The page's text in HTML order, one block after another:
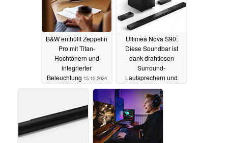
B&W enthüllt Zeppelin
Pro mit Titan-
Hochtönern und
integrierter
Beleuchtung 15.10.2024
Ultimea Nova S90:
Diese Soundbar ist
dank drahtlosen
Surround-
Lautsprechern und
Subwoofer ein 7.1.4-
System12.10.2024